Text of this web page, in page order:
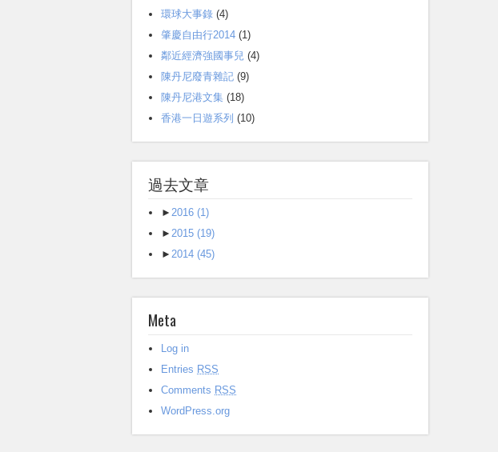
環球大事錄 (4)
肇慶自由行2014 (1)
鄰近經濟強國事兒 (4)
陳丹尼廢青雜記 (9)
陳丹尼港文集 (18)
香港一日遊系列 (10)
過去文章
► 2016 (1)
► 2015 (19)
► 2014 (45)
Meta
Log in
Entries RSS
Comments RSS
WordPress.org